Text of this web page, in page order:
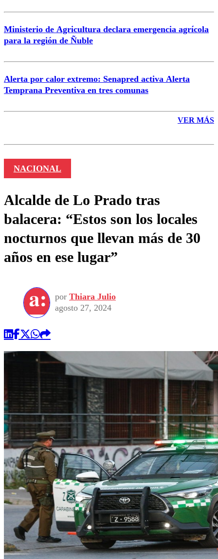
Ministerio de Agricultura declara emergencia agrícola
para la región de Ñuble
Alerta por calor extremo: Senapred activa Alerta
Temprana Preventiva en tres comunas
VER MÁS
NACIONAL
Alcalde de Lo Prado tras
balacera: “Estos son los locales
nocturnos que llevan más de 30
años en ese lugar”
por Thiara Julio
agosto 27, 2024